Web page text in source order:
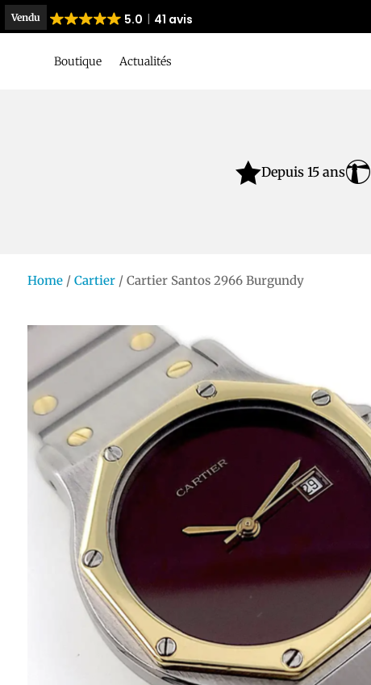
5.0 41 avis
Boutique Actualités
Depuis 15 ans
Vendu
Home/ Cartier/ Cartier Santos 2966 Burgundy